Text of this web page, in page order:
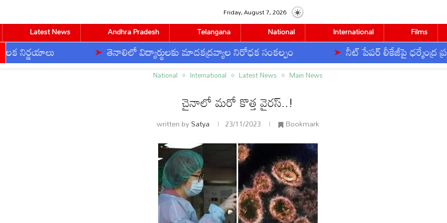
Friday, August 7, 2026
Latest News Andhra Pradesh Telangana National International Films
తెనాలిలో విద్యార్థులకు మాదకద్రవ్యాల నిరోధక సంకల్పం నీట్ పేపర్ లీకేజీపై ధర్మేంద్ర
TECHNOLOGY
Home National
చైనాలో మరో కొత్త వైరస్..!
National
International Latest News Main News
చైనాలో మరో కొత్త వైరస్..!
written bySatya 23/11/2023 Bookmark